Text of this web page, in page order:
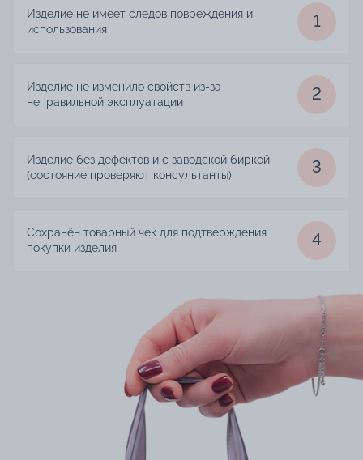
Изделие не имеет следов повреждения и
использования
1
Изделие не изменило свойств из-за
неправильной эксплуатации
2
Изделие без дефектов и с заводской биркой
(состояние проверяют консультанты)
3
Сохранён товарный чек для подтверждения
покупки изделия
4